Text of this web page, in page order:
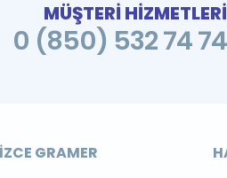
MÜŞTERİ HİZMETLERİ
0 (850) 532 74 74
GRAMER